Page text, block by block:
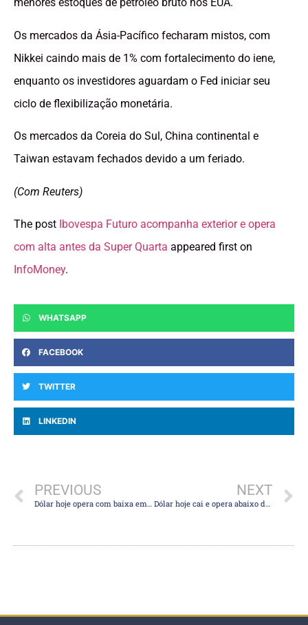
menores estoques de petróleo bruto nos EUA.
Os mercados da Ásia-Pacífico fecharam mistos, com
Nikkei caindo mais de 1% com fortalecimento do iene,
enquanto os investidores aguardam o Fed iniciar seu
ciclo de flexibilização monetária.
Os mercados da Coreia do Sul, China continental e
Taiwan estavam fechados devido a um feriado.
(Com Reuters)
The post Ibovespa Futuro acompanha exterior e opera
com alta antes da Super Quarta appeared first on
InfoMoney.
WHATSAPP
FACEBOOK
TWITTER
LINKEDIN
PREVIOUS
Dólar hoje opera com baixa em linha com exterior antes de reuniões do Fed e do BC
NEXT
Dólar hoje cai e opera abaixo dos R$ 5,50 com atenção a reuniões de Fed e BC